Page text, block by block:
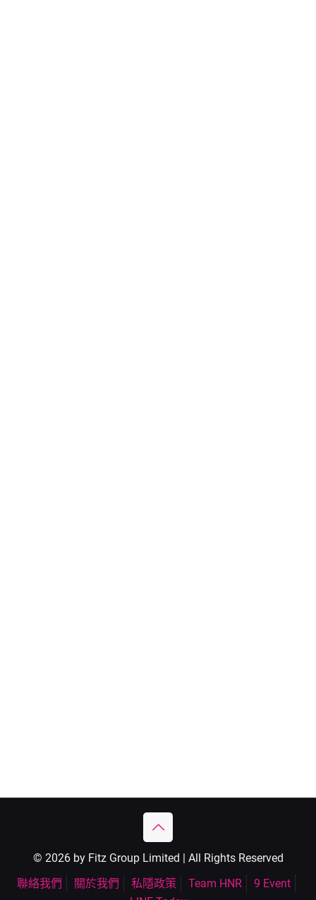
© 2026 by Fitz Group Limited | All Rights Reserved
聯絡我們
關於我們 私隱政策 Team HNR
9 Event